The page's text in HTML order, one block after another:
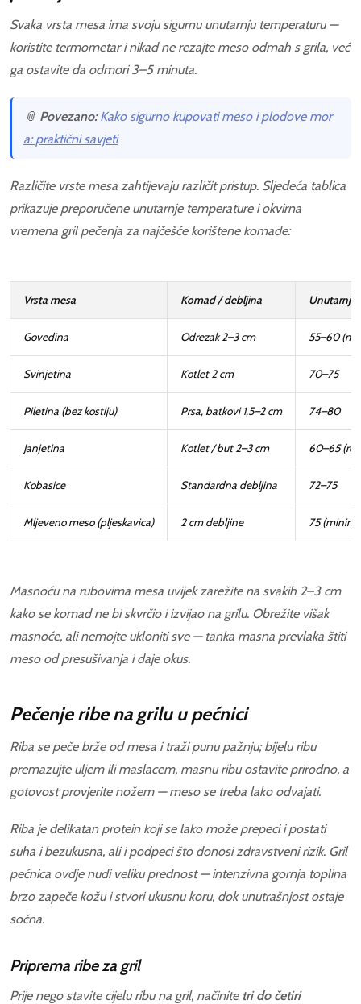
Svaka vrsta mesa ima svoju sigurnu unutarnju temperaturu —
koristite termometar i nikad ne rezajte meso odmah s grila, već
ga ostavite da odmori 3–5 minuta.
📎 Povezano: Kako sigurno kupovati meso i plodove mor
a: praktični savjeti
Različite vrste mesa zahtijevaju različit pristup. Sljedeća tablica
prikazuje preporučene unutarnje temperature i okvirna
vremena gril pečenja za najčešće korištene komade:
Vrsta mesa Komad / debljina Unutarnja
Govedina Odrezak 2–3 cm 55–60
Svinjetina Kotlet 2 cm 70–75
Piletina (bez kostiju) Prsa, batkovi 1,5–2 cm 74–80
Janjetina Kotlet / but 2–3 cm 60–65
Kobasice Standardna debljina 72–75
Mljeveno meso (pljeskavica) 2 cm debljine 75
Masnoću na rubovima mesa uvijek zarežite na svakih 2–3 cm
kako se komad ne bi skvrčio i izvijao na grilu. Obrežite višak
masnoće, ali nemojte ukloniti sve — tanka masna prevlaka štiti
meso od presušivanja i daje okus.
Pečenje ribe na grilu u pećnici
Riba se peče brže od mesa i traži punu pažnju; bijelu ribu
premazujte uljem ili maslacem, masnu ribu ostavite prirodno, a
gotovost provjerite nožem — meso se treba lako odvajati.
Riba je delikatan protein koji se lako može prepeci i postati
suha i bezukusna, ali i podpeci što donosi zdravstveni rizik. Gril
pećnica ovdje nudi veliku prednost — intenzivna gornja toplina
brzo zapeče kožu i stvori ukusnu koru, dok unutrašnjost ostaje
sočna.
Priprema ribe za gril
Prije nego stavite cijelu ribu na gril, načinite tri do četiri